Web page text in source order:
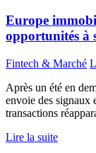
Europe
opportunités à
Fintech & Marché
Après un été en
envoie des signaux
transactions
Lire la suite